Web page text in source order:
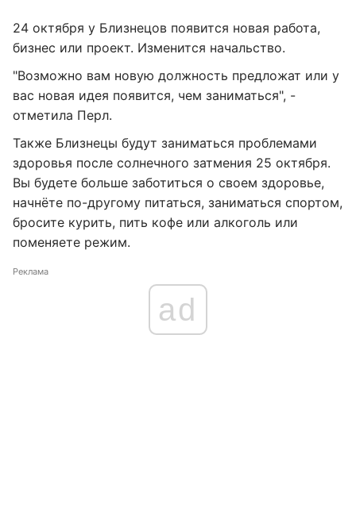
24 октября у Близнецов появится новая работа,
бизнес или проект. Изменится начальство.
"Возможно вам новую должность предложат или у
вас новая идея появится, чем заниматься", -
отметила Перл.
Также Близнецы будут заниматься проблемами
здоровья после солнечного затмения 25 октября.
Вы будете больше заботиться о своем здоровье,
начнёте по-другому питаться, заниматься спортом,
бросите курить, пить кофе или алкоголь или
поменяете режим.
Реклама
ad